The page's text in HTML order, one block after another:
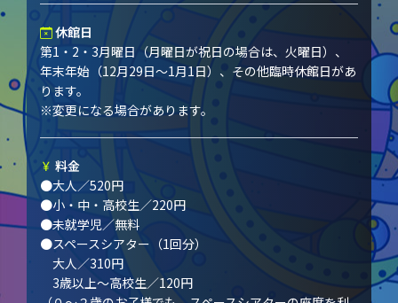
休館日
第1・2・3月曜日（月曜日が祝日の場合は、火曜日）、
年末年始（12月29日～1月1日）、その他臨時休館日があ
ります。
※変更になる場合があります。
料金
●大人／520円
●小・中・高校生／220円
●未就学児／無料
●スペースシアター（1回分）
大人／310円
3歳以上～高校生／120円